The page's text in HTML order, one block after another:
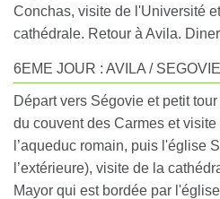
Conchas, visite de l'Université
cathédrale. Retour à Avila.
6EME JOUR : AVILA /
Départ vers Ségovie et petit
du couvent des Carmes et
l’aqueduc romain, puis l'église
l’extérieure), visite de la
Mayor qui est bordée par